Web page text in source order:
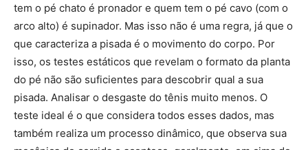
tem o pé chato é pronador e quem tem o pé cavo (com o
arco alto) é supinador. Mas isso não é uma regra, já que o
que caracteriza a pisada é o movimento do corpo. Por
isso, os testes estáticos que revelam o formato da planta
do pé não são suficientes para descobrir qual a sua
pisada. Analisar o desgaste do tênis muito menos. O
teste ideal é o que considera todos esses dados, mas
também realiza um processo dinâmico, que observa sua